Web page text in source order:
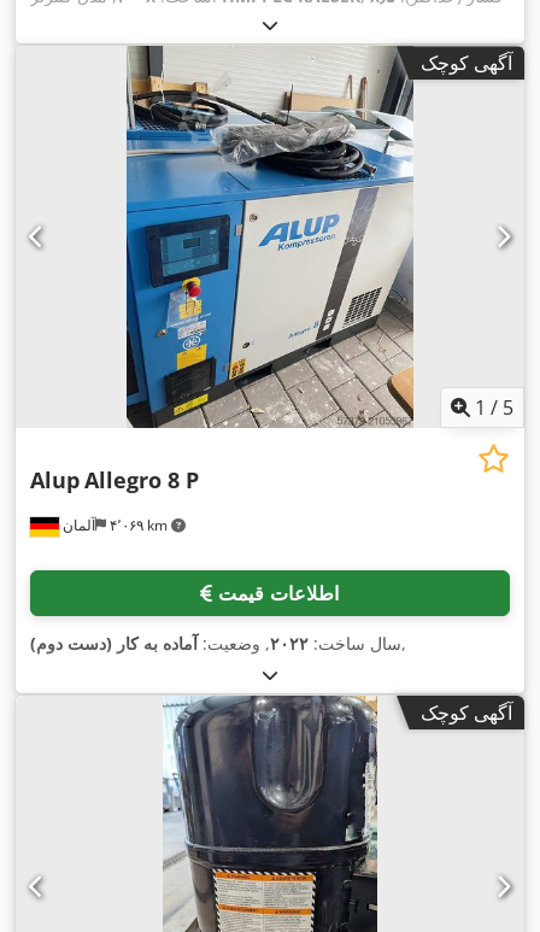
, حداکثر سرعت چرخش:
آگهی کوچک
1 / 5
آلمان ۴٬۰۶۹ km
AlupAllegro 8 P
اطلاعات قیمت
سال ساخت: ۲۰۲۲, وضعیت:آماده به کار (دست دوم) ,
آگهی کوچک